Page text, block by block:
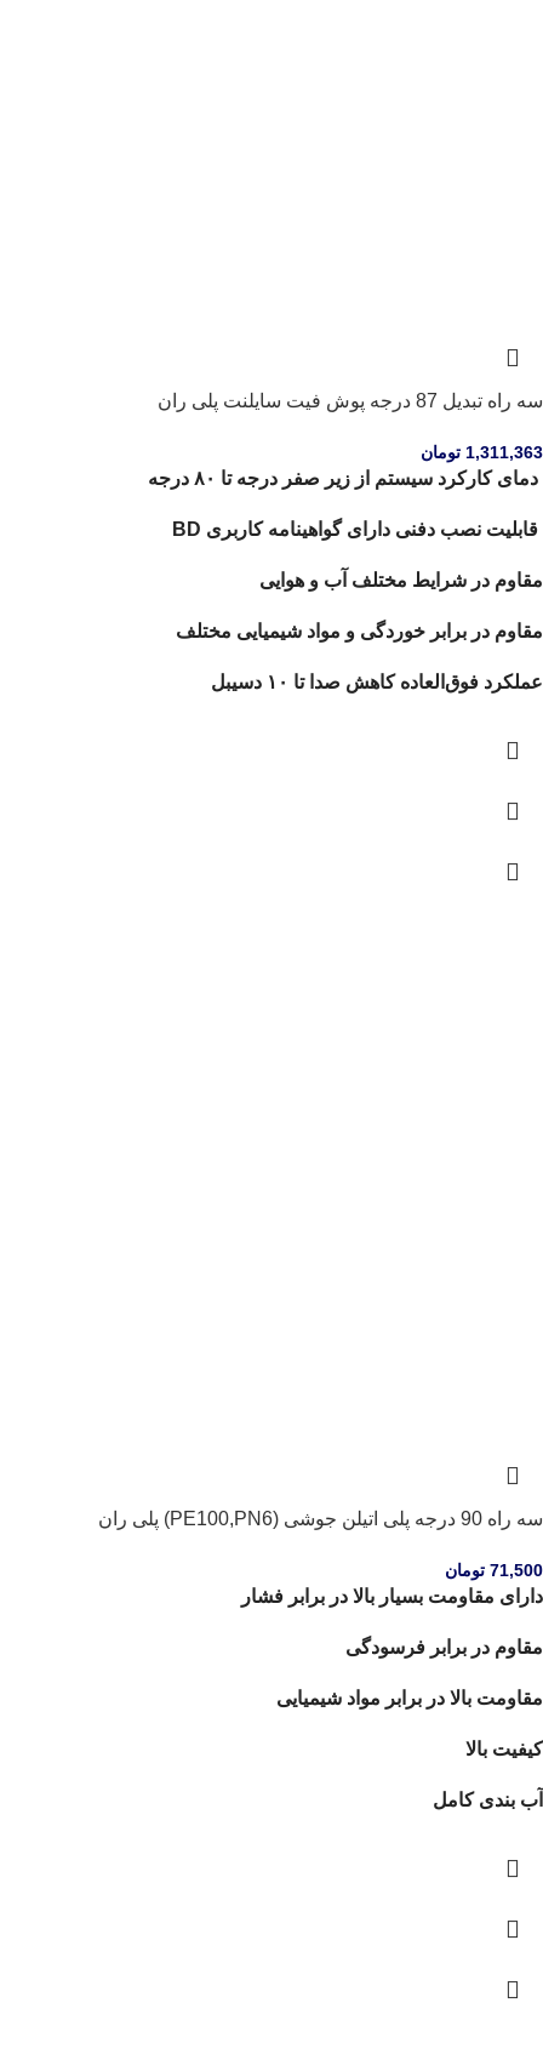
سه راه تبدیل 87 درجه پوش فیت سایلنت پلی ران
1,311,363 تومان
دمای کارکرد سیستم از زیر صفر درجه تا ۸۰ درجه
قابلیت نصب دفنی دارای گواهینامه کاربری BD
مقاوم در شرایط مختلف آب و هوایی
مقاوم در برابر خوردگی و مواد شیمیایی مختلف
عملکرد فوق‌العاده کاهش صدا تا ۱۰ دسیبل
سه راه 90 درجه پلی اتیلن جوشی (PE100,PN6) پلی ران
71,500 تومان
دارای مقاومت بسیار بالا در برابر فشار
مقاوم در برابر فرسودگی
مقاومت بالا در برابر مواد شیمیایی
کیفیت بالا
آب بندی کامل